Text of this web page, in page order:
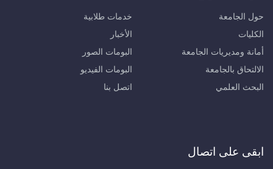
حول الجامعة
الكليات
أمانة ومديريات الجامعة
الالتحاق بالجامعة
البحث العلمي
خدمات طلابية
الأخبار
البومات الصور
البومات الفيديو
اتصل بنا
ابقى على اتصال